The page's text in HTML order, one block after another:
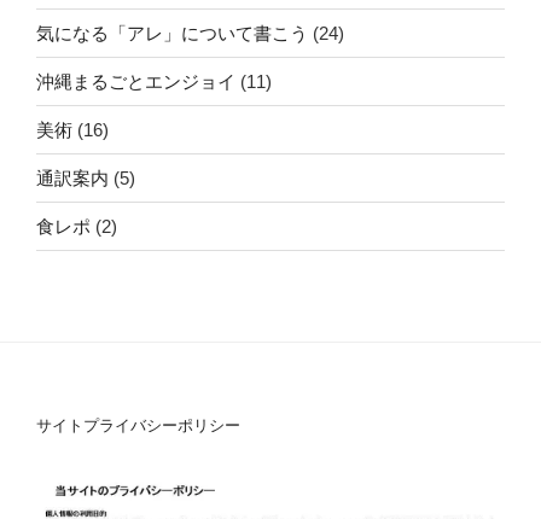
気になる「アレ」について書こう (24)
沖縄まるごとエンジョイ (11)
美術 (16)
通訳案内 (5)
食レポ (2)
サイトプライバシーポリシー